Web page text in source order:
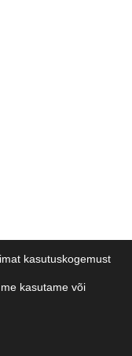
kasutuskogemust
kasutame või